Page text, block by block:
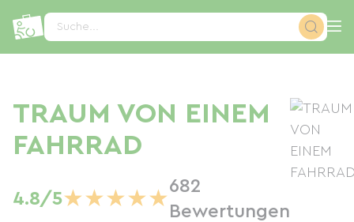
Suche...
TRAUM VON EINEM
FAHRRAD
4.8/5★★★★★
682
Bewertungen
Cookie-Einstellungen